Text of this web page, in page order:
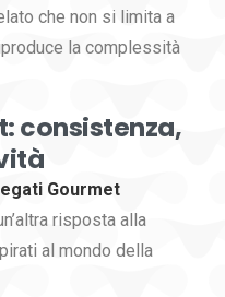
che non si limita a
la complessità
consistenza,
Gourmet
risposta alla
al mondo della